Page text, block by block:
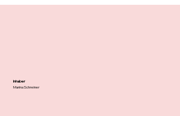
Inhaber
Marina Schreiner